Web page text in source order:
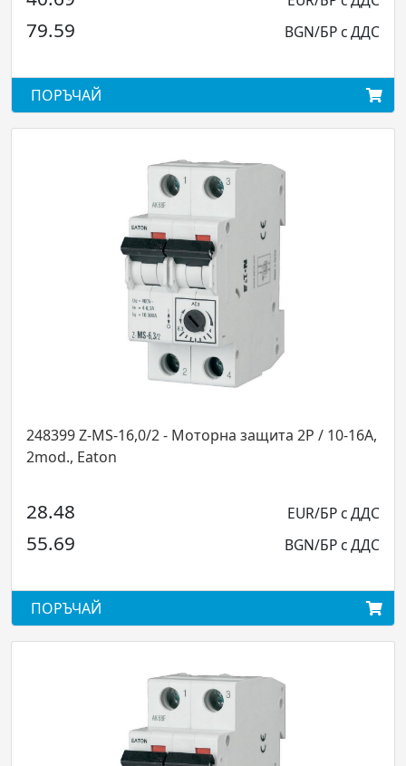
BGN/БР с ДДС
Z-MS-16,0/2 - Моторна защита 2P / 10-16A,
Eaton
EUR/БР с ДДС
BGN/БР с ДДС
50.79
248398
26.21
51.26